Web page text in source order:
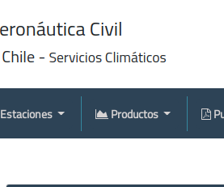
Estaciones Productos